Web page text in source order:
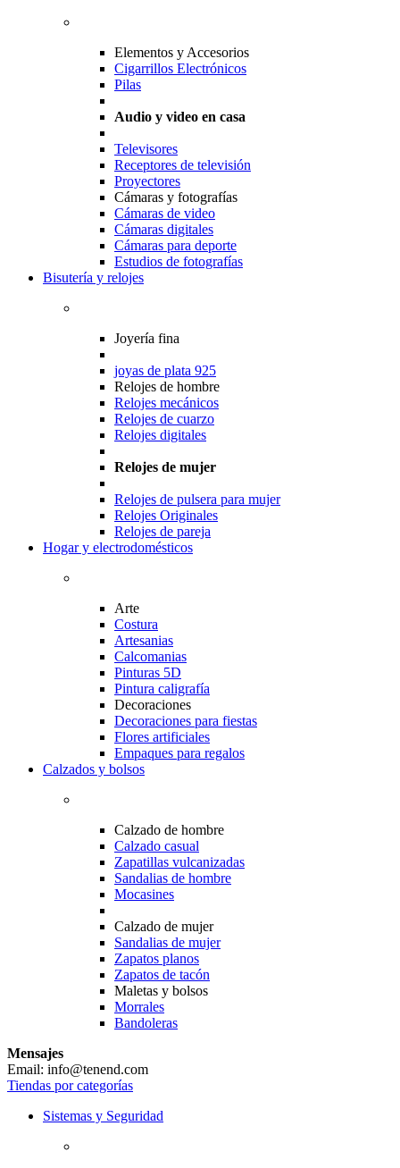
Elementos y Accesorios
Cigarrillos Electrónicos
Pilas
Audio y video en casa
Televisores
Receptores de televisión
Proyectores
Cámaras y fotografías
Cámaras de video
Cámaras digitales
Cámaras para deporte
Estudios de fotografías
Bisutería y relojes
Joyería fina
joyas de plata 925
Relojes de hombre
Relojes mecánicos
Relojes de cuarzo
Relojes digitales
Relojes de mujer
Relojes de pulsera para mujer
Relojes Originales
Relojes de pareja
Hogar y electrodomésticos
Arte
Costura
Artesanias
Calcomanias
Pinturas 5D
Pintura caligrafía
Decoraciones
Decoraciones para fiestas
Flores artificiales
Empaques para regalos
Calzados y bolsos
Calzado de hombre
Calzado casual
Zapatillas vulcanizadas
Sandalias de hombre
Mocasines
Calzado de mujer
Sandalias de mujer
Zapatos planos
Zapatos de tacón
Maletas y bolsos
Morrales
Bandoleras
Mensajes
Email: info@tenend.com
Tiendas por categorías
Sistemas y Seguridad